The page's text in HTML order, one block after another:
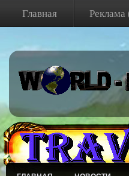
Главная Реклама